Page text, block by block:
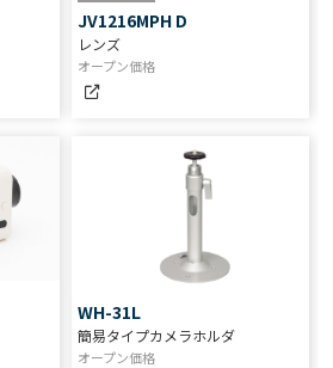
JV1216MPH D
レンズ
オープン価格
WH-31L
簡易タイプカメラホルダ
オープン価格